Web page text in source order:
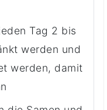
Tag 2 bis
werden und
werden, damit